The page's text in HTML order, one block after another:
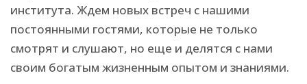
института. Ждем новых встреч с нашими
постоянными гостями, которые не только
смотрят и слушают, но еще и делятся с нами
своим богатым жизненным опытом и знаниями.